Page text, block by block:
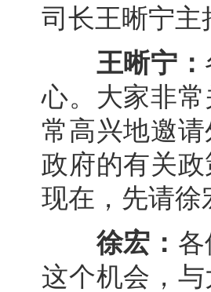
司长王晰宁主
王晰宁：
心。大家非
常高兴地邀
政府的有关
现在，先请徐
徐宏：
这个机会，